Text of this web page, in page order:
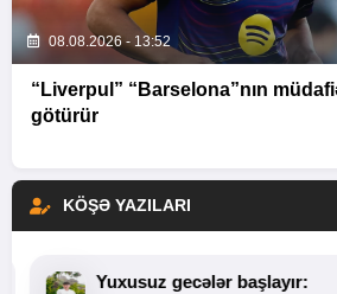
08.08.2026 - 13:52
“Liverpul” “Barselona”nın
götürür
KÖŞƏ YAZILARI
Yuxusuz gecələr başlayır: